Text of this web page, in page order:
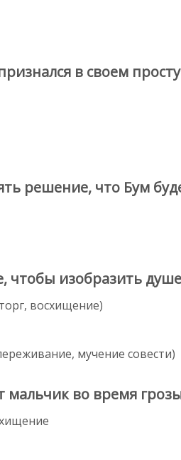
в своем
решение, что Бум
чтобы изобразить
восхищение)
мучение совести)
мальчик во время